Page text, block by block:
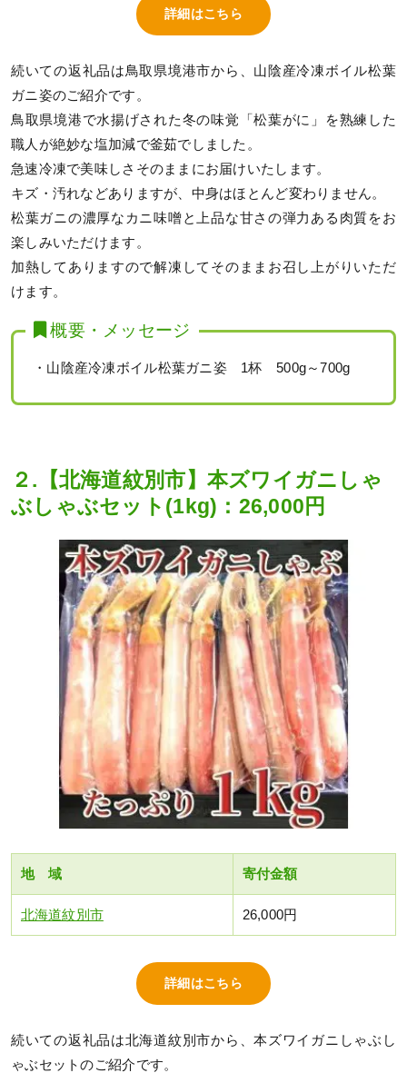
詳細はこちら
続いての返礼品は鳥取県境港市から、山陰産冷凍ボイル松葉
ガニ姿のご紹介です。
鳥取県境港で水揚げされた冬の味覚「松葉がに」を熟練した
職人が絶妙な塩加減で釜茹でしました。
急速冷凍で美味しさそのままにお届けいたします。
キズ・汚れなどありますが、中身はほとんど変わりません。
松葉ガニの濃厚なカニ味噌と上品な甘さの弾力ある肉質をお
楽しみいただけます。
加熱してありますので解凍してそのままお召し上がりいただ
けます。
概要・メッセージ
・山陰産冷凍ボイル松葉ガニ姿 1杯 500g～700g
２.【北海道紋別市】本ズワイガニしゃ
ぶしゃぶセット(1kg)：26,000円
地 域 寄付金額
北海道紋別市 26,000円
詳細はこちら
続いての返礼品は北海道紋別市から、本ズワイガニしゃぶし
ゃぶセットのご紹介です。